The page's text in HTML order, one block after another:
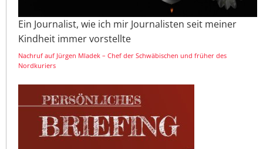
Ein Journalist, wie ich mir Journalisten seit meiner
Kindheit immer vorstellte
Nachruf auf Jürgen Mladek – Chef der Schwäbischen und früher des
Nordkuriers